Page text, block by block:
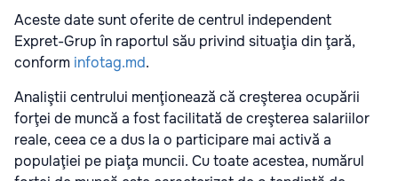
Aceste date sunt oferite de centrul independent
Expret-Grup în raportul său privind situaţia din ţară,
conform infotag.md.
Analiştii centrului menţionează că creşterea ocupării
forţei de muncă a fost facilitată de creşterea salariilor
reale, ceea ce a dus la o participare mai activă a
populaţiei pe piaţa muncii. Cu toate acestea, numărul